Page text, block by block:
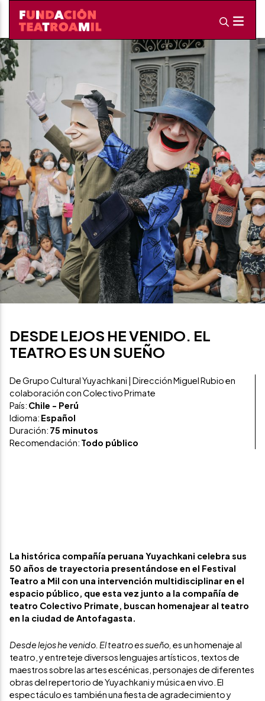
DESDE LEJOS HE VENIDO. EL
TEATRO ES UN SUEÑO
De Grupo Cultural Yuyachkani | Dirección Miguel Rubio en
colaboración con Colectivo Primate
País: Chile - Perú
Idioma: Español
Duración: 75 minutos
Recomendación: Todo público
La histórica compañía peruana Yuyachkani celebra sus
50 años de trayectoria presentándose en el Festival
Teatro a Mil con una intervención multidisciplinar en el
espacio público, que esta vez junto a la compañía de
teatro Colectivo Primate, buscan homenajear al teatro
en la ciudad de Antofagasta.
Desde lejos he venido. El teatro es sueño, es un homenaje al
teatro, y entreteje diversos lenguajes artísticos, textos de
maestros sobre las artes escénicas, personajes de diferentes
obras del repertorio de Yuyachkani y música en vivo. El
espectáculo es también una fiesta de agradecimiento y